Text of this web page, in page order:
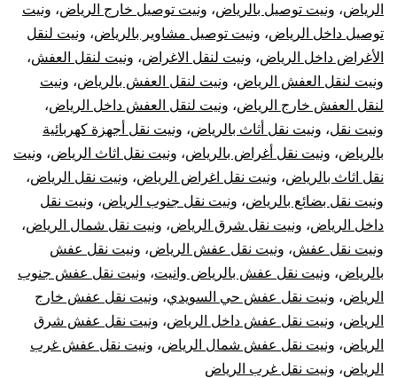
الرياض، ونيت توصيل بالرياض، ونيت توصيل خارج الرياض، ونيت
توصيل داخل الرياض، ونيت توصيل مشاوير بالرياض، ونيت لنقل
الأغراض داخل الرياض، ونيت لنقل الاغراض، ونيت لنقل العفش،
ونيت لنقل العفش الرياض، ونيت لنقل العفش بالرياض، ونيت
لنقل العفش خارج الرياض، ونيت لنقل العفش داخل الرياض،
ونيت نقل، ونيت نقل أثاث بالرياض، ونيت نقل أجهزة كهربائية
بالرياض، ونيت نقل أغراض بالرياض، ونيت نقل اثاث الرياض، ونيت
نقل اثاث بالرياض، ونيت نقل اغراض الرياض، ونيت نقل الرياض،
ونيت نقل بضائع بالرياض، ونيت نقل جنوب الرياض، ونيت نقل
داخل الرياض، ونيت نقل شرق الرياض، ونيت نقل شمال الرياض،
ونيت نقل عفش، ونيت نقل عفش الرياض، ونيت نقل عفش
بالرياض، ونيت نقل عفش بالرياض وانيت، ونيت نقل عفش جنوب
الرياض، ونيت نقل عفش حي السويدي، ونيت نقل عفش خارج
الرياض، ونيت نقل عفش داخل الرياض، ونيت نقل عفش شرق
الرياض، ونيت نقل عفش شمال الرياض، ونيت نقل عفش غرب
الرياض، ونيت نقل غرب الرياض